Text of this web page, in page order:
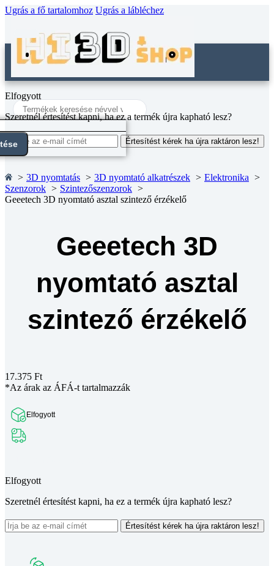
Ugrás a fő tartalomhoz Ugrás a lábléchez
Search
...
Elfogyott
Szeretnél értesítést kapni, ha ez a termék újra kapható lesz?
Értesítést kérek ha újra raktáron lesz!
3D nyomtatás 3D nyomtató alkatrészek
Elektronika
Szenzorok
Szintezőszenzorok
Geeetech 3D nyomtató asztal szintező érzékelő
Geeetech 3D
nyomtató asztal
szintező érzékelő
17.375 Ft
*Az árak az ÁFÁ-t tartalmazzák
Elfogyott
Elfogyott
Szeretnél értesítést kapni, ha ez a termék újra kapható lesz?
Értesítést kérek ha újra raktáron lesz!